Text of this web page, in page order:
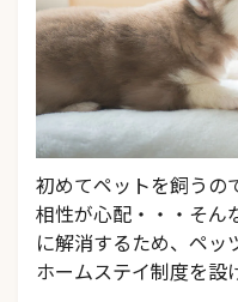
初めてペットを飼うの
相性が心配・・・そん
に解消するため、ペッ
ホームステイ制度を設